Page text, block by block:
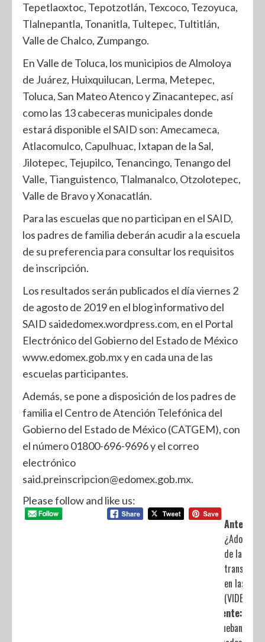
Tepetlaoxtoc, Tepotzotlán, Texcoco, Tezoyuca,
Tlalnepantla, Tonanitla, Tultepec, Tultitlán,
Valle de Chalco, Zumpango.
En Valle de Toluca, los municipios de Almoloya
de Juárez, Huixquilucan, Lerma, Metepec,
Toluca, San Mateo Atenco y Zinacantepec, así
como las 13 cabeceras municipales donde
estará disponible el SAID son: Amecameca,
Atlacomulco, Capulhuac, Ixtapan de la Sal,
Jilotepec, Tejupilco, Tenancingo, Tenango del
Valle, Tianguistenco, Tlalmanalco, Otzolotepec,
Valle de Bravo y Xonacatlán.
Para las escuelas que no participan en el SAID,
los padres de familia deberán acudir a la escuela
de su preferencia para consultar los requisitos
de inscripción.
Los resultados serán publicados el día viernes 2
de agosto de 2019 en el blog informativo del
SAID saidedomex.wordpress.com, en el Portal
Electrónico del Gobierno del Estado de México
www.edomex.gob.mx y en cada una de las
escuelas participantes.
Además, se pone a disposición de los padres de
familia el Centro de Atención Telefónica del
Gobierno del Estado de México (CATGEM), con
el número 01800-696-9696 y el correo
electrónico
said.preinscripcion@edomex.gob.mx.
Please follow and like us:
Anterior:
de la
en las
(VIDEO)
Siguiente:
Aprueban